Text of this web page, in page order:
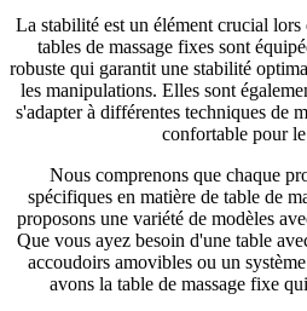
La stabilité est un élément crucial lors
tables de massage fixes sont
robuste qui garantit une stabilité
les manipulations. Elles sont
s'adapter à différentes techniques de
confortable pour
Nous comprenons que chaque
spécifiques en matière de table de
proposons une variété de modèles
Que vous ayez besoin d'une table
accoudoirs amovibles ou un
avons la table de massage fixe